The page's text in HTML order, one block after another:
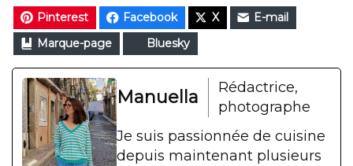
Pinterest Facebook X
E-mail
Marque-page
Bluesky
Manuella
Rédactrice,
photographe
Je suis passionnée de cuisine
depuis maintenant plusieurs